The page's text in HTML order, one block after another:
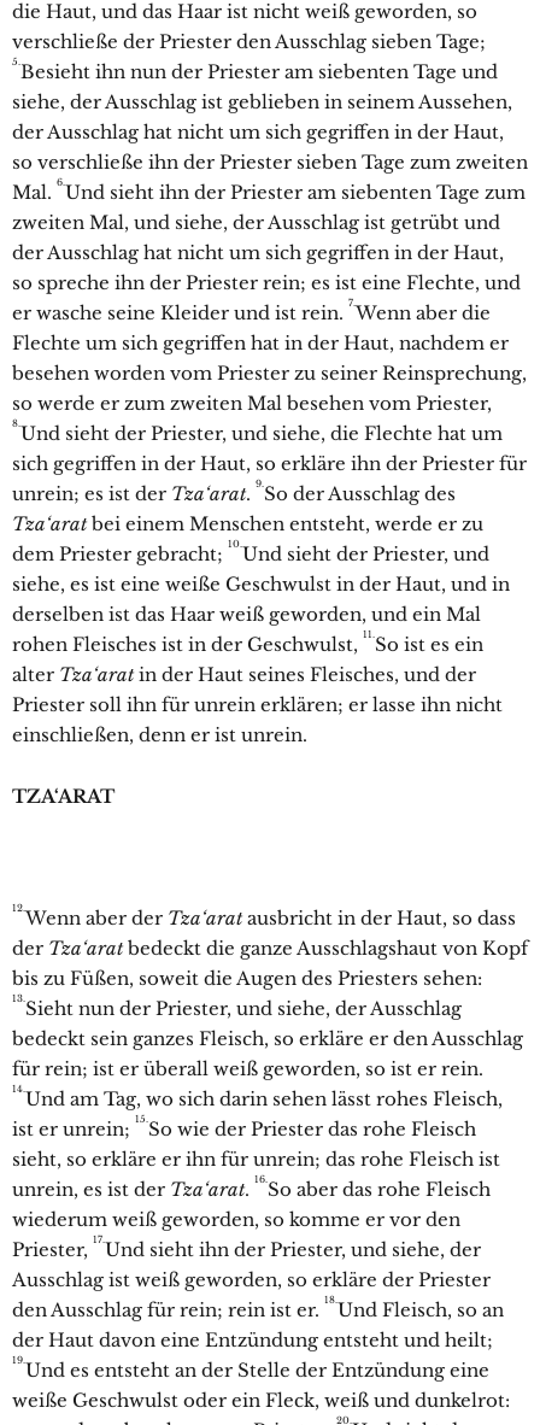
die Haut, und das Haar ist nicht weiß geworden, so
verschließe der Priester den Ausschlag sieben Tage;
5.Besieht ihn nun der Priester am siebenten Tage und
siehe, der Ausschlag ist geblieben in seinem Aussehen,
der Ausschlag hat nicht um sich gegriffen in der Haut,
so verschließe ihn der Priester sieben Tage zum zweiten
Mal. 6.Und sieht ihn der Priester am siebenten Tage zum
zweiten Mal, und siehe, der Ausschlag ist getrübt und
der Ausschlag hat nicht um sich gegriffen in der Haut,
so spreche ihn der Priester rein; es ist eine Flechte, und
er wasche seine Kleider und ist rein. 7.Wenn aber die
Flechte um sich gegriffen hat in der Haut, nachdem er
besehen worden vom Priester zu seiner Reinsprechung,
so werde er zum zweiten Mal besehen vom Priester,
8.Und sieht der Priester, und siehe, die Flechte hat um
sich gegriffen in der Haut, so erkläre ihn der Priester für
unrein; es ist der Tza‘arat. 9.So der Ausschlag des
Tza‘aratbei einem Menschen entsteht, werde er zu
dem Priester gebracht; 10.Und sieht der Priester, und
siehe, es ist eine weiße Geschwulst in der Haut, und in
derselben ist das Haar weiß geworden, und ein Mal
rohen Fleisches ist in der Geschwulst, 11.So ist es ein
alter Tza‘aratin der Haut seines Fleisches, und der
Priester soll ihn für unrein erklären; er lasse ihn nicht
einschließen, denn er ist unrein.
TZA‘ARAT
12.Wenn aber der Tza‘aratausbricht in der Haut, so dass
der Tza‘aratbedeckt die ganze Ausschlagshaut von Kopf
bis zu Füßen, soweit die Augen des Priesters sehen:
13.Sieht nun der Priester, und siehe, der Ausschlag
bedeckt sein ganzes Fleisch, so erkläre er den Ausschlag
für rein; ist er überall weiß geworden, so ist er rein.
14.Und am Tag, wo sich darin sehen lässt rohes Fleisch,
ist er unrein; 15.So wie der Priester das rohe Fleisch
sieht, so erkläre er ihn für unrein; das rohe Fleisch ist
unrein, es ist der Tza‘arat. 16.So aber das rohe Fleisch
wiederum weiß geworden, so komme er vor den
Priester, 17.Und sieht ihn der Priester, und siehe, der
Ausschlag ist weiß geworden, so erkläre der Priester
den Ausschlag für rein; rein ist er. 18.Und Fleisch, so an
der Haut davon eine Entzündung entsteht und heilt;
19.Und es entsteht an der Stelle der Entzündung eine
weiße Geschwulst oder ein Fleck, weiß und dunkelrot:
20.